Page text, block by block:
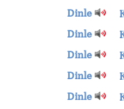
Dinle
Dinle
Dinle
Dinle
Dinle